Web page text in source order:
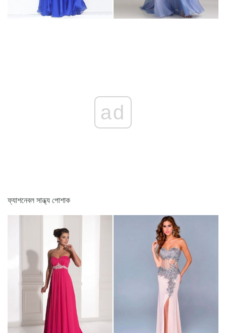
ad
ফ্যাশনেবল সান্ধ্য পোশাক